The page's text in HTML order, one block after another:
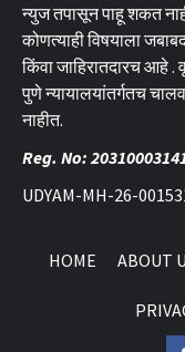
न्युज तपासून पाहू शकत
कोणत्याही विषयाला
किंवा जाहिरातदारच आहे .
पुणे न्यायालयांतर्गतच
नाहीत.
Reg. No:
UDYAM-MH-26-
HOME ABOUT